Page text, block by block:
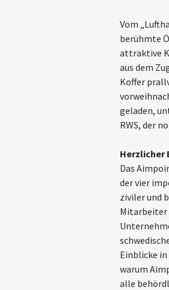
Vom
berühmte
attraktive
aus dem
Koffer
geladen,
RWS, der
Herzlicher
Das
der vier
ziviler und
Mitarbeiter
Einblicke
warum
alle